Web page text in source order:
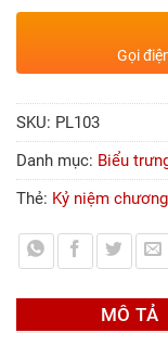
Gọi
SKU: PL103
Danh mục: Biểu
Thẻ: Kỷ niệm
MÔ TẢ